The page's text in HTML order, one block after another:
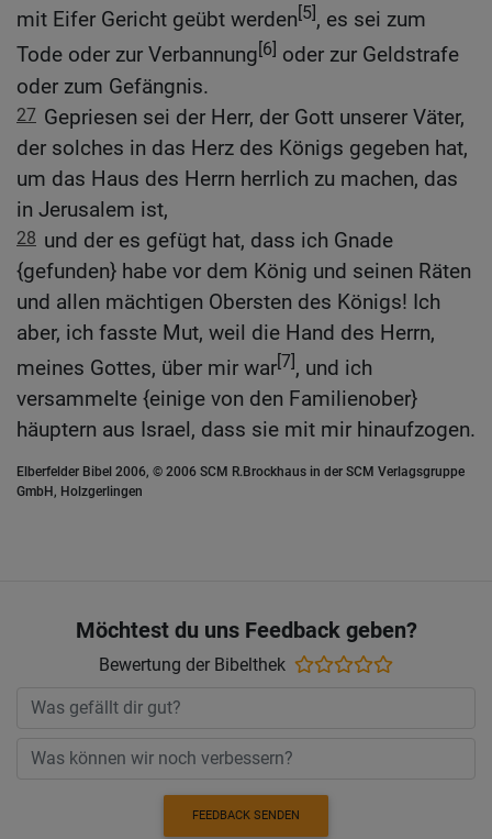
mit Eifer Gericht geübt werden[5], es sei zum
Tode oder zur Verbannung[6] oder zur Geldstrafe
oder zum Gefängnis.
27 Gepriesen sei der Herr, der Gott unserer Väter,
der solches in das Herz des Königs gegeben hat,
um das Haus des Herrn herrlich zu machen, das
in Jerusalem ist,
28 und der es gefügt hat, dass ich Gnade
{gefunden} habe vor dem König und seinen Räten
und allen mächtigen Obersten des Königs! Ich
aber, ich fasste Mut, weil die Hand des Herrn,
meines Gottes, über mir war[7], und ich
versammelte {einige von den Familienober}
häuptern aus Israel, dass sie mit mir hinaufzogen.
Elberfelder Bibel 2006, © 2006 SCM R.Brockhaus in der SCM Verlagsgruppe
GmbH, Holzgerlingen
Möchtest du uns Feedback geben?
Bewertung der Bibelthek
FEEDBACK SENDEN